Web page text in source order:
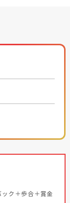
ク＋歩合＋賞金